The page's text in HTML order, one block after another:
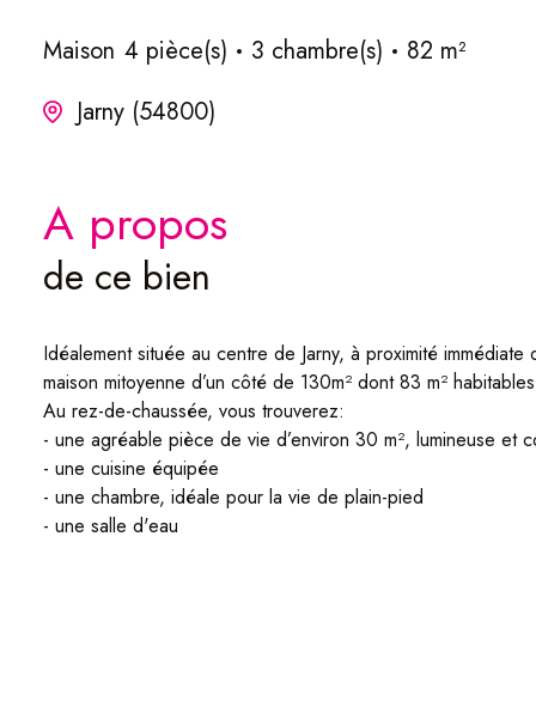
Maison 4 pièce(s) 3 chambre(s)
82 m²
Jarny (54800)
a propos
de ce bien
Idéalement située au centre de Jarny, à proximité
maison mitoyenne d’un côté de 130m² dont 83 m²
Au rez-de-chaussée, vous trouverez:
- une agréable pièce de vie d’environ 30 m², lumineuse et
- une cuisine équipée
- une chambre, idéale pour la vie de plain-pied
- une salle d'eau
À l’extérieur, vous profiterez d’un grand jardin clos et